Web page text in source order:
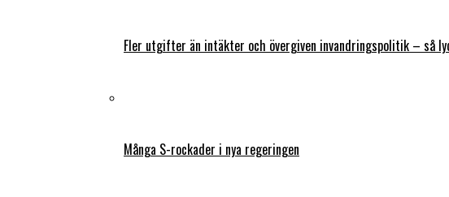
Fler utgifter än intäkter och övergiven invandringspolitik – så
Många S-rockader i nya regeringen